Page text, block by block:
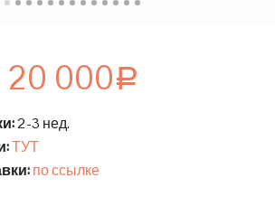
20 000Р
2-3 нед.
ТУТ
по ссылке